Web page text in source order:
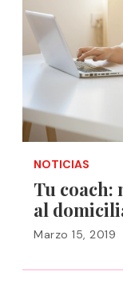
NOTICIAS
Tu coach:
al
Marzo 15, 2019